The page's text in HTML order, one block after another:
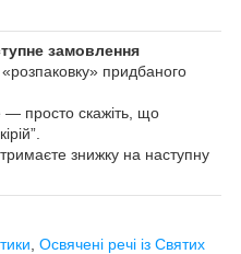
замовлення
«розпаковку» придбаного
— просто скажіть, що
знижку на наступну
Освячені речі із Святих